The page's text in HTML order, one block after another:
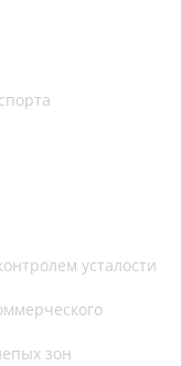
усталости
зон